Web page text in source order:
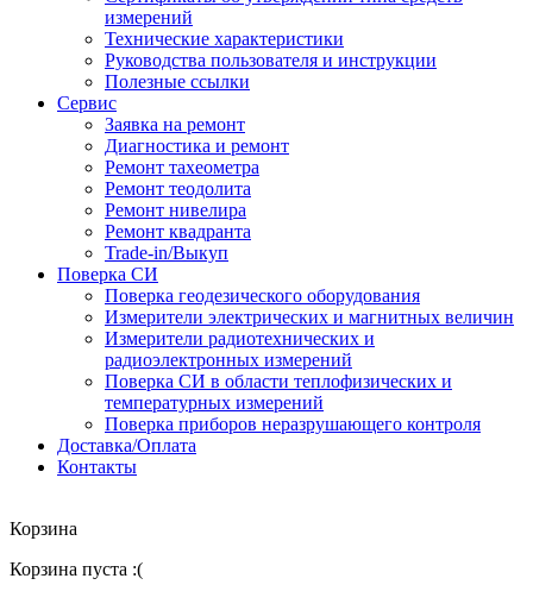
измерений
Технические характеристики
Руководства пользователя и инструкции
Полезные ссылки
Сервис
Заявка на ремонт
Диагностика и ремонт
Ремонт тахеометра
Ремонт теодолита
Ремонт нивелира
Ремонт квадранта
Trade-in/Выкуп
Поверка СИ
Поверка геодезического оборудования
Измерители электрических и магнитных величин
Измерители радиотехнических и
радиоэлектронных измерений
Поверка СИ в области теплофизических и
температурных измерений
Поверка приборов неразрушающего контроля
Доставка/Оплата
Контакты
Корзина
Корзина пуста :(